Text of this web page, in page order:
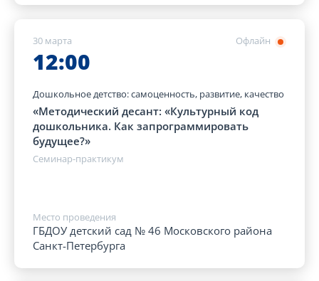
Офлайн
30 марта
12:00
Дошкольное детство: самоценность, развитие, качество
«Методический десант: «Культурный код
дошкольника. Как запрограммировать
будущее?»
Семинар-практикум
Место проведения
ГБДОУ детский сад № 46 Московского района
Санкт-Петербурга